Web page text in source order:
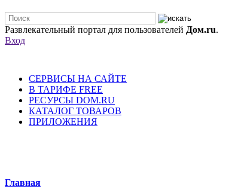
Развлекательный портал для пользователей Дом.ru.
Вход
СЕРВИСЫ НА САЙТЕ
В ТАРИФЕ FREE
РЕСУРСЫ DOM.RU
КАТАЛОГ ТОВАРОВ
ПРИЛОЖЕНИЯ
Главная